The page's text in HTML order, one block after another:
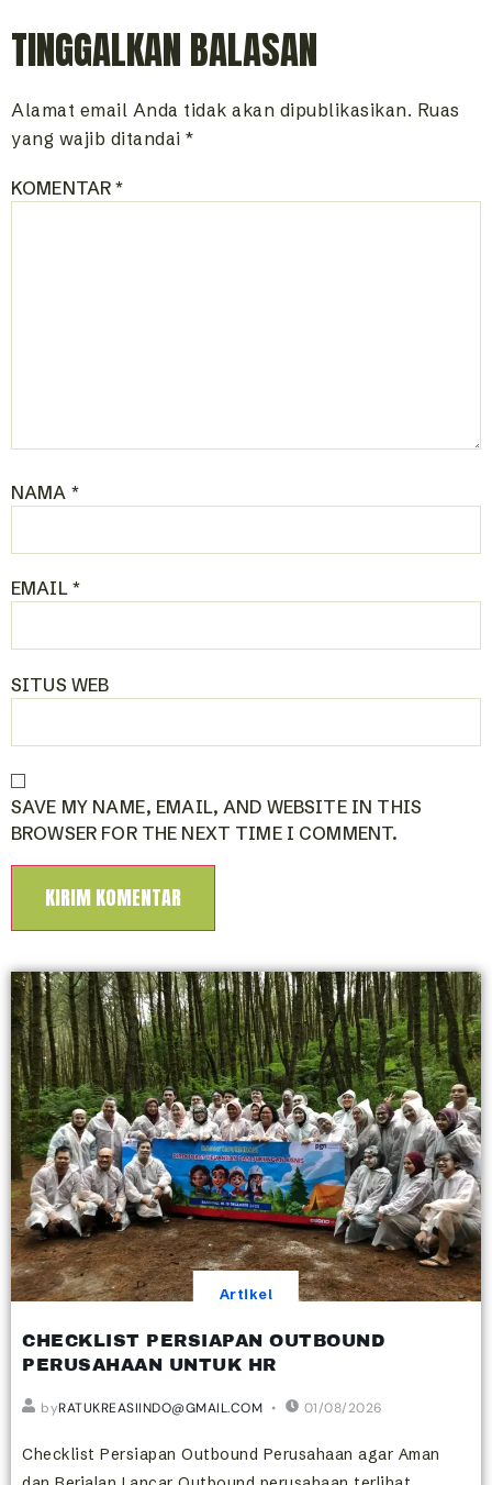
TINGGALKAN BALASAN
Alamat email Anda tidak akan dipublikasikan. Ruas
yang wajib ditandai *
KOMENTAR*
NAMA *
EMAIL *
SITUS WEB
SAVE MY NAME, EMAIL, AND WEBSITE IN THIS
BROWSER FOR THE NEXT TIME I COMMENT.
Artikel
CHECKLIST PERSIAPAN OUTBOUND
PERUSAHAAN UNTUK HR
byRATUKREASIINDO@GMAIL.COM 01/08/2026
Checklist Persiapan Outbound Perusahaan agar Aman